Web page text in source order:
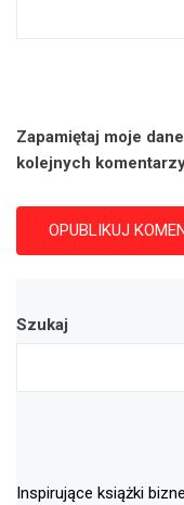
Zapamiętaj moje
kolejnych
Szukaj
Inspirujące książki